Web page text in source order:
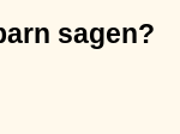
sagen?